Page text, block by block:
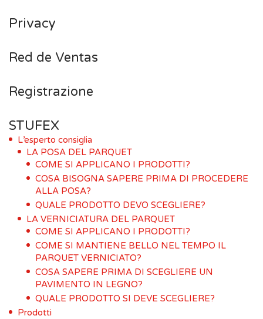
Privacy
Red de Ventas
Registrazione
STUFEX
L’esperto consiglia
LA POSA DEL PARQUET
COME SI APPLICANO I PRODOTTI?
COSA BISOGNA SAPERE PRIMA DI PROCEDERE
ALLA POSA?
QUALE PRODOTTO DEVO SCEGLIERE?
LA VERNICIATURA DEL PARQUET
COME SI APPLICANO I PRODOTTI?
COME SI MANTIENE BELLO NEL TEMPO IL
PARQUET VERNICIATO?
COSA SAPERE PRIMA DI SCEGLIERE UN
PAVIMENTO IN LEGNO?
QUALE PRODOTTO SI DEVE SCEGLIERE?
Prodotti